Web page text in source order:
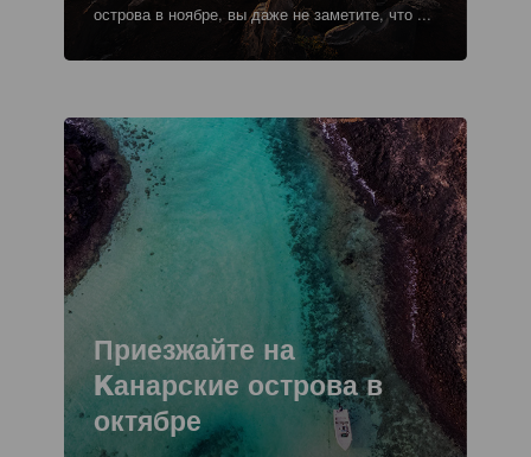
para
datos
острова в ноябре, вы даже не заметите, что ...
Imagen
Listado
Imagen
Приезжайте на
Kанарские острова в
октябре